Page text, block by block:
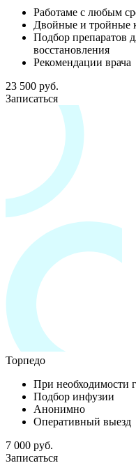
Работаме с любым
Двойные и тройные
Подбор препаратов
восстановления
Рекомендации врача
23 500 руб.
Записаться
Торпедо
При необходимости
Подбор инфузии
Анонимно
Оперативный выезд
7 000 руб.
Записаться